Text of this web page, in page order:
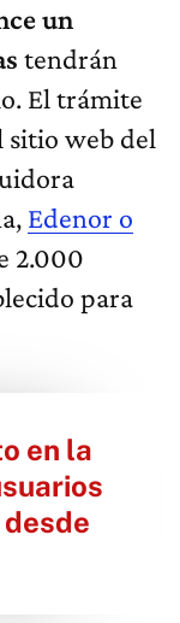
un
tendrán
El trámite
sitio web del
Edenor o
2.000
para
en la